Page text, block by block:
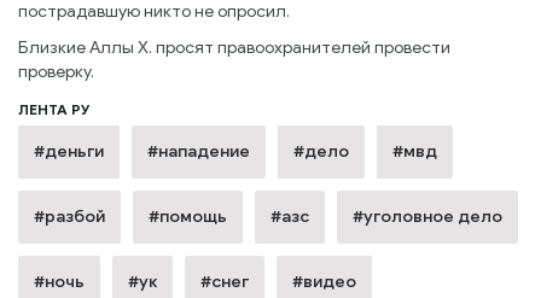
пострадавшую никто не опросил.
Близкие Аллы Х. просят правоохранителей провести
проверку.
ЛЕНТА РУ
#деньги #нападение #дело #мвд
#разбой #помощь #азс #уголовное дело
#ночь #ук #снег #видео